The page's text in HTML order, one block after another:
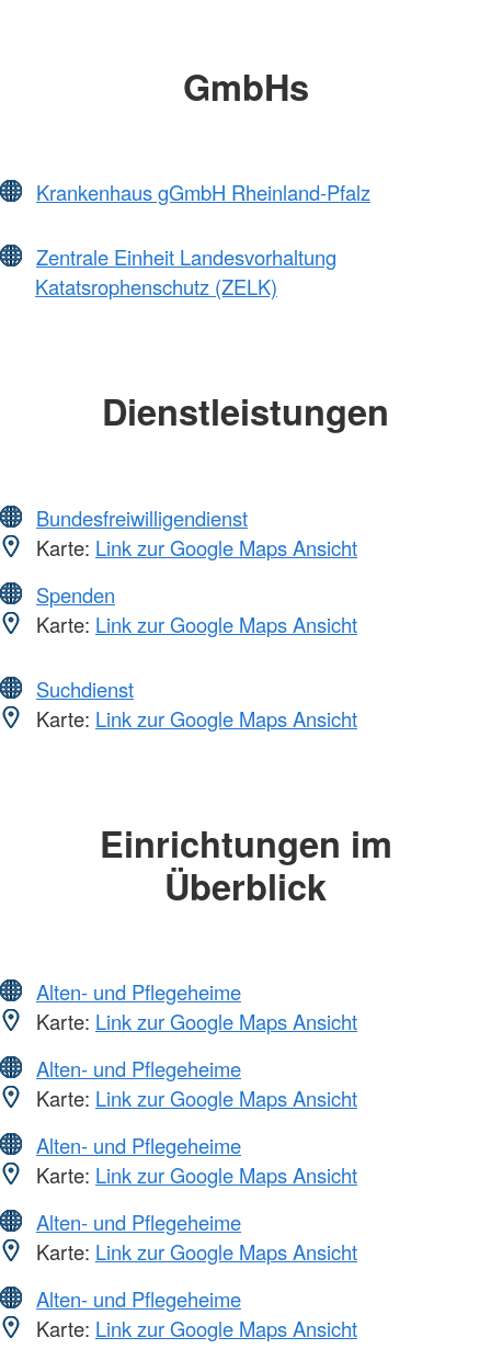
GmbHs
Krankenhaus gGmbH Rheinland-Pfalz
Zentrale Einheit Landesvorhaltung
Katatsrophenschutz (ZELK)
Dienstleistungen
Bundesfreiwilligendienst
Karte: Link zur Google Maps Ansicht
Spenden
Karte: Link zur Google Maps Ansicht
Suchdienst
Karte: Link zur Google Maps Ansicht
Einrichtungen im
Überblick
Alten- und Pflegeheime
Karte: Link zur Google Maps Ansicht
Alten- und Pflegeheime
Karte: Link zur Google Maps Ansicht
Alten- und Pflegeheime
Karte: Link zur Google Maps Ansicht
Alten- und Pflegeheime
Karte: Link zur Google Maps Ansicht
Alten- und Pflegeheime
Karte: Link zur Google Maps Ansicht